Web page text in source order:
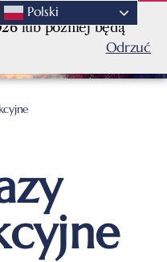
lub później będą
Odrzuć
Polski